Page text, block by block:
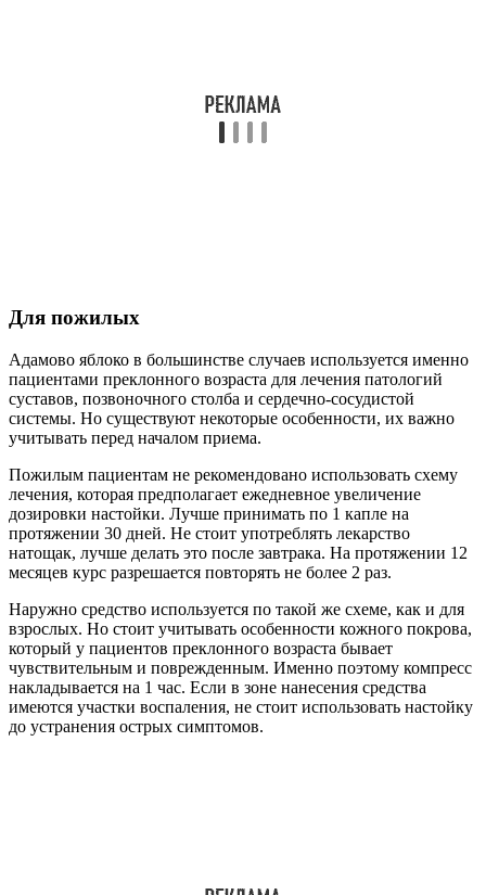
Для пожилых
Адамово яблоко в большинстве случаев используется именно
пациентами преклонного возраста для лечения патологий
суставов, позвоночного столба и сердечно-сосудистой
системы. Но существуют некоторые особенности, их важно
учитывать перед началом приема.
Пожилым пациентам не рекомендовано использовать схему
лечения, которая предполагает ежедневное увеличение
дозировки настойки. Лучше принимать по 1 капле на
протяжении 30 дней. Не стоит употреблять лекарство
натощак, лучше делать это после завтрака. На протяжении 12
месяцев курс разрешается повторять не более 2 раз.
Наружно средство используется по такой же схеме, как и для
взрослых. Но стоит учитывать особенности кожного покрова,
который у пациентов преклонного возраста бывает
чувствительным и поврежденным. Именно поэтому компресс
накладывается на 1 час. Если в зоне нанесения средства
имеются участки воспаления, не стоит использовать настойку
до устранения острых симптомов.